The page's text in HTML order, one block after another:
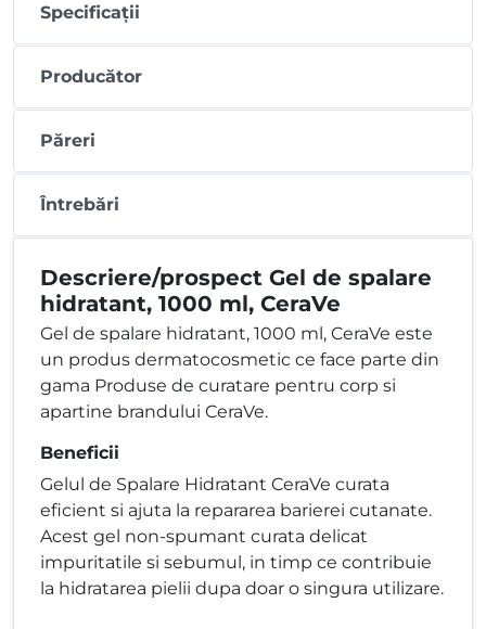
Specificații
Producător
Păreri
Întrebări
Descriere/prospect Gel de spalare
hidratant, 1000 ml, CeraVe
Gel de spalare hidratant, 1000 ml, CeraVe este
un produs dermatocosmetic ce face parte din
gama Produse de curatare pentru corp si
apartine brandului CeraVe.
Beneficii
Gelul de Spalare Hidratant CeraVe curata
eficient si ajuta la repararea barierei cutanate.
Acest gel non-spumant curata delicat
impuritatile si sebumul, in timp ce contribuie
la hidratarea pielii dupa doar o singura utilizare.